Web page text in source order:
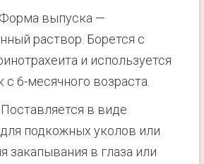
выпуска —
раствор. Борется с
и используется
с 6-месячного возраста.
. Поставляется в виде
подкожных уколов или
закапывания в глаза или